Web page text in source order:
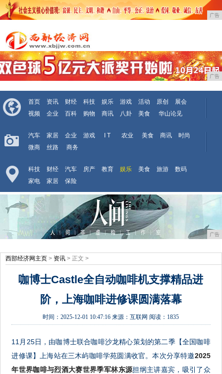
广告
广告
首页 资讯 财经 科技 娱乐 游戏 活动 原创
展会
视频
企业 百科 购物 商讯 八卦 美食 华山论见
汽车 家居 企业 游戏 I T 农业 美食 商讯
时尚
微商
丝路 商务
科技 财经 汽车 房产 教育 娱乐 美食 旅游
数码
家电
家居 保险
广告
西部经济网主页 > 资讯 > 正文 >
咖博士Castle全自动咖啡机支撑精品进
阶，上海咖啡进修课圆满落幕
时间：2025-12-01 10:47:16 来源：互联网 阅读：1835
11月25日，由咖博士联合咖啡沙龙精心策划的第二季【全国咖啡
进修课】上海站在三木屿咖啡学苑圆满收官。本次分享特邀2025
年世界咖啡与烈酒大赛世界季军林东源担纲主讲嘉宾，吸引了众